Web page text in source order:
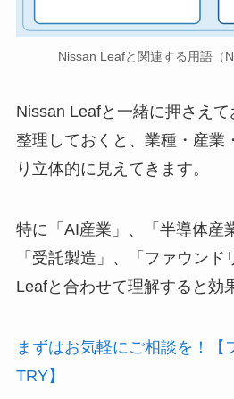
Nissan Leafと関連する用語（
Nissan Leafと一緒に押さえ
整理しておくと、業種・産業
り立体的に見えてきます。
特に「AI産業」、「半導体産
「受託製造」、「ファウン
Leafと合わせて理解すると効
まずはお気軽にご相談を！【
TRY】